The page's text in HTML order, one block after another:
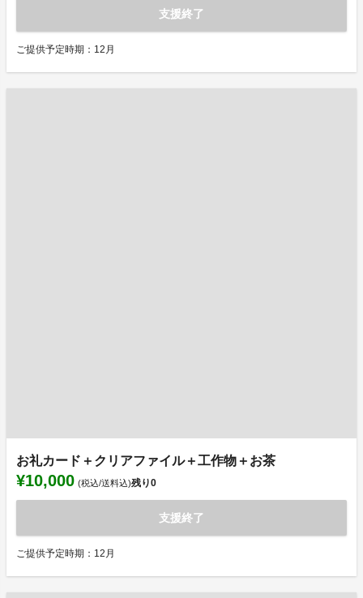
支援終了
ご提供予定時期：12月
お礼カード＋クリアファイル＋工作物＋お茶
¥10,000 (税込/送料込)残り0
支援終了
ご提供予定時期：12月